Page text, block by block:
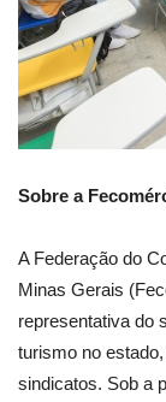
Sobre a
A Federação do
Minas Gerais
representativa do
turismo no
sindicatos. Sob a